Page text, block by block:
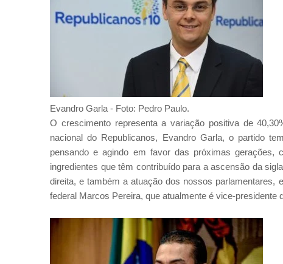
Evandro Garla - Foto: Pedro Paulo.
O crescimento representa a variação positiva de
nacional do Republicanos, Evandro Garla, o partido
pensando e agindo em favor das próximas
ingredientes que têm contribuído para a ascensão da
direita, e também a atuação dos nossos parlamentares,
federal Marcos Pereira, que atualmente é vice-presidente